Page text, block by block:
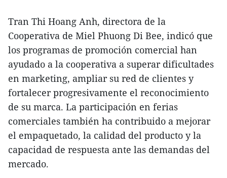
Tran Thi Hoang Anh, directora de la
Cooperativa de Miel Phuong Di Bee, indicó que
los programas de promoción comercial han
ayudado a la cooperativa a superar dificultades
en marketing, ampliar su red de clientes y
fortalecer progresivamente el reconocimiento
de su marca. La participación en ferias
comerciales también ha contribuido a mejorar
el empaquetado, la calidad del producto y la
capacidad de respuesta ante las demandas del
mercado.